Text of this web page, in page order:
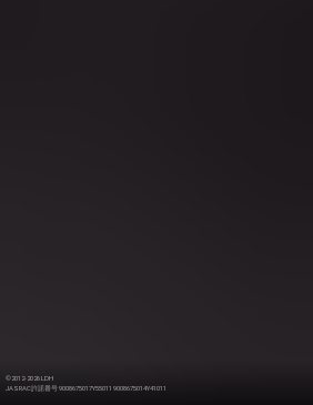
©2012-2026 LDH
JASRAC許諾番号 9008675017Y55011 9008675014Y41011